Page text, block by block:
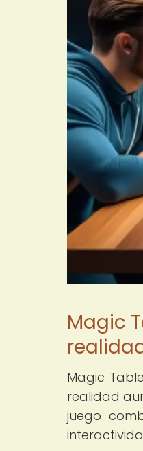
Magic
Magic
realidad
juego